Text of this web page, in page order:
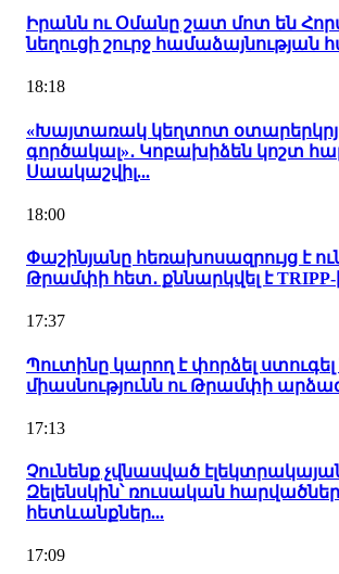
Իրանն ու Օմանը շատ մոտ են
նեղուցի շուրջ համաձայնության
18:18
«Խայտառակ կեղտոտ
գործակալ»․ Կոբախիձեն կոշտ
Սաակաշվիլ...
18:00
Փաշինյանը հեռախոսազրույց է
Թրամփի հետ․ քննարկվել է
17:37
Պուտինը կարող է փորձել
միասնությունն ու Թրամփի
17:13
Չունենք չվնասված
Զելենսկին՝ ռուսական
հետևանքներ...
17:09